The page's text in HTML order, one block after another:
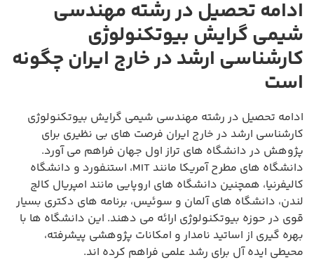
ادامه تحصیل در رشته مهندسی
شیمی گرایش بیوتکنولوژی
کارشناسی ارشد در خارج ایران چگونه
است
ادامه تحصیل در رشته مهندسی شیمی گرایش بیوتکنولوژی
کارشناسی ارشد در خارج ایران فرصت های بی نظیری برای
پژوهش در دانشگاه های تراز اول جهان فراهم می آورد.
دانشگاه های مطرح آمریکا مانند MIT، استنفورد و دانشگاه
کالیفرنیا، همچنین دانشگاه های اروپایی مانند امپریال کالج
لندن، دانشگاه های آلمان و سوئیس، برنامه های دکتری بسیار
قوی در حوزه بیوتکنولوژی ارائه می دهند. این دانشگاه ها با
بهره گیری از اساتید نامدار و امکانات پژوهشی پیشرفته،
محیطی ایده آل برای رشد علمی فراهم کرده اند.